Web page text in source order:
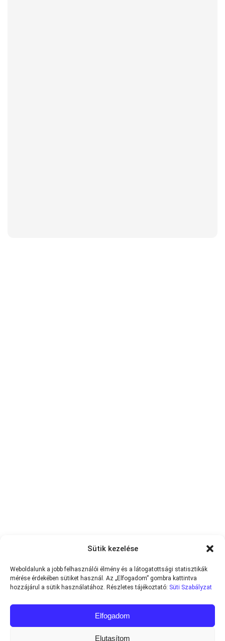
Sütik kezelése
Weboldalunk a jobb felhasználói élmény és a látogatottsági statisztikák
mérése érdekében sütiket használ. Az „Elfogadom” gombra kattintva
hozzájárul a sütik használatához. Részletes tájékoztató: Süti Szabályzat
Elfogadom
Elutasítom